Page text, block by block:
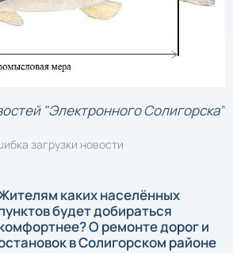
"Электронного Солигорска"
загрузки новости
каких населённых
будет добираться
О ремонте дорог и
в Солигорском районе